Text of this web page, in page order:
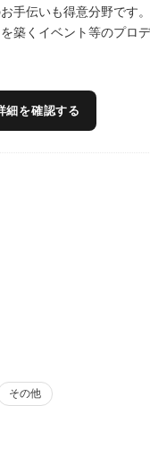
手伝いも得意分野です。
築くイベント等のプロ
す。
細を確認する
その他